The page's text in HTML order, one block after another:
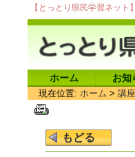
【とっとり県民学習ネット
ホーム お知
現在位置: ホーム > 講